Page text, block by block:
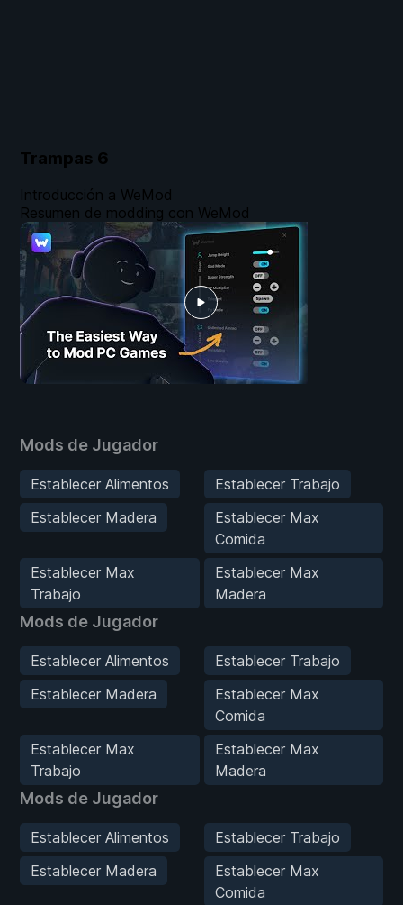
Trampas 6
Mods de Jugador
Establecer Alimentos
Establecer Trabajo
Establecer Madera
Establecer Max
Comida
Establecer Max
Trabajo
Establecer Max
Madera
Mods de Jugador
Establecer Alimentos
Establecer Trabajo
Establecer Madera
Establecer Max
Comida
Establecer Max
Trabajo
Establecer Max
Madera
Mods de Jugador
Establecer Alimentos
Establecer Trabajo
Establecer Madera
Establecer Max
Comida
Introducción a WeMod
Resumen de modding con WeMod